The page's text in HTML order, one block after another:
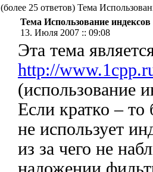
Тема
Тема Использование
13. Июля 2007 :: 09:08
Эта тема
http://
(использование
Если кратко – то
не использует
из за чего не